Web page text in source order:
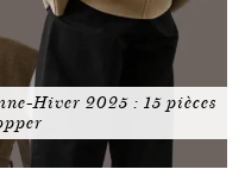
Hiver 2025 : 15 pièces